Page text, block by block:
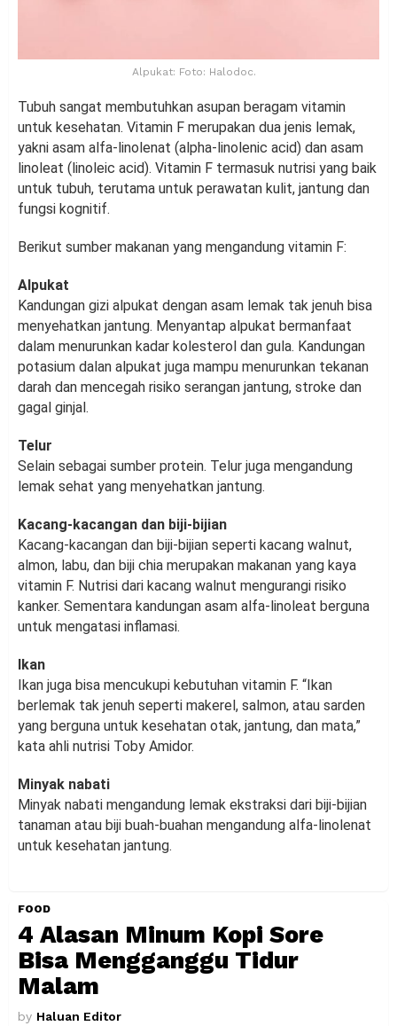
Alpukat: Foto: Halodoc.
Tubuh sangat membutuhkan asupan beragam vitamin
untuk kesehatan. Vitamin F merupakan dua jenis lemak,
yakni asam alfa-linolenat (alpha-linolenic acid) dan asam
linoleat (linoleic acid). Vitamin F termasuk nutrisi yang baik
untuk tubuh, terutama untuk perawatan kulit, jantung dan
fungsi kognitif.
Berikut sumber makanan yang mengandung vitamin F:
Alpukat
Kandungan gizi alpukat dengan asam lemak tak jenuh bisa
menyehatkan jantung. Menyantap alpukat bermanfaat
dalam menurunkan kadar kolesterol dan gula. Kandungan
potasium dalan alpukat juga mampu menurunkan tekanan
darah dan mencegah risiko serangan jantung, stroke dan
gagal ginjal.
Telur
Selain sebagai sumber protein. Telur juga mengandung
lemak sehat yang menyehatkan jantung.
Kacang-kacangan dan biji-bijian
Kacang-kacangan dan biji-bijian seperti kacang walnut,
almon, labu, dan biji chia merupakan makanan yang kaya
vitamin F. Nutrisi dari kacang walnut mengurangi risiko
kanker. Sementara kandungan asam alfa-linoleat berguna
untuk mengatasi inflamasi.
Ikan
Ikan juga bisa mencukupi kebutuhan vitamin F. “Ikan
berlemak tak jenuh seperti makerel, salmon, atau sarden
yang berguna untuk kesehatan otak, jantung, dan mata,”
kata ahli nutrisi Toby Amidor.
Minyak nabati
Minyak nabati mengandung lemak ekstraksi dari biji-bijian
tanaman atau biji buah-buahan mengandung alfa-linolenat
untuk kesehatan jantung.
FOOD
4 Alasan Minum Kopi Sore
Bisa Mengganggu Tidur
Malam
by Haluan Editor